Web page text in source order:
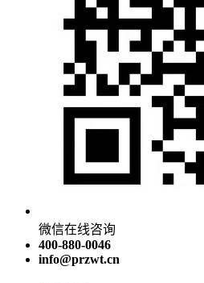
微信在线咨询
400-880-0046
info@przwt.cn